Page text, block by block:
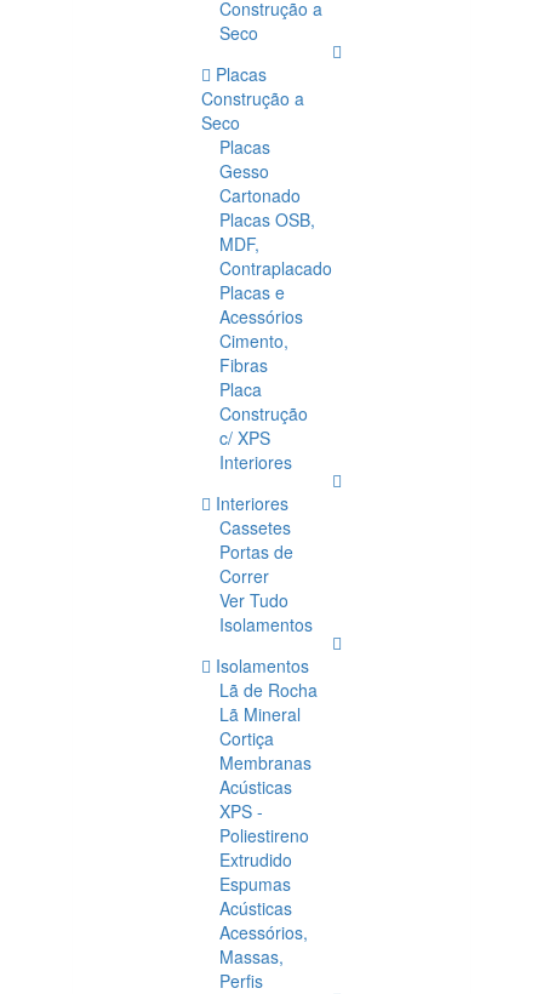
Construção a
Seco
Placas
Construção a
Seco
Placas
Gesso
Cartonado
Placas OSB,
MDF,
Contraplacado
Placas e
Acessórios
Cimento,
Fibras
Placa
Construção
c/ XPS
Interiores
Interiores
Cassetes
Portas de
Correr
Ver Tudo
Isolamentos
Isolamentos
Lã de Rocha
Lã Mineral
Cortiça
Membranas
Acústicas
XPS -
Poliestireno
Extrudido
Espumas
Acústicas
Acessórios,
Massas,
Perfis